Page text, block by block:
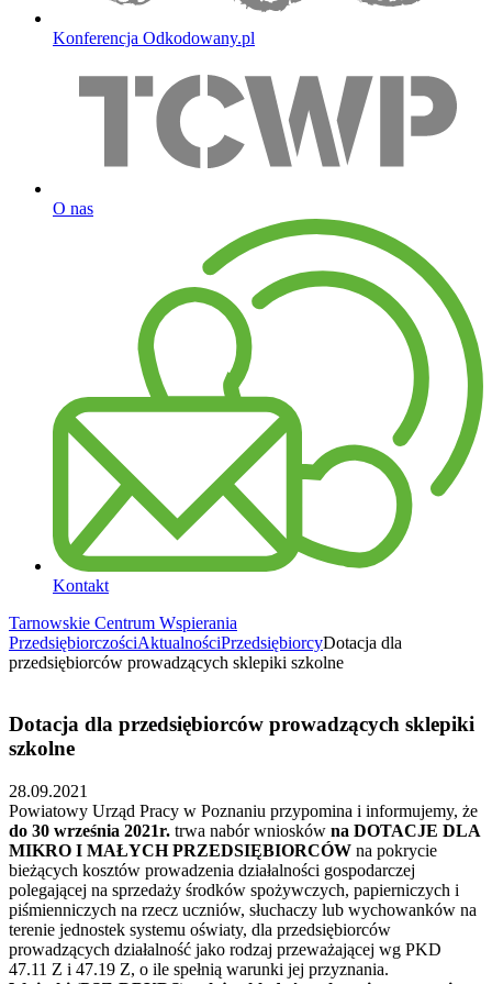
Konferencja Odkodowany.pl
O nas
Kontakt
Tarnowskie Centrum Wspierania
PrzedsiębiorczościAktualnościPrzedsiębiorcyDotacja dla
przedsiębiorców prowadzących sklepiki szkolne
Dotacja dla przedsiębiorców prowadzących sklepiki
szkolne
28.09.2021
Powiatowy Urząd Pracy w Poznaniu przypomina i informujemy, że
do 30 września 2021r. trwa nabór wniosków na DOTACJE DLA
MIKRO I MAŁYCH PRZEDSIĘBIORCÓW na pokrycie
bieżących kosztów prowadzenia działalności gospodarczej
polegającej na sprzedaży środków spożywczych, papierniczych i
piśmienniczych na rzecz uczniów, słuchaczy lub wychowanków na
terenie jednostek systemu oświaty, dla przedsiębiorców
prowadzących działalność jako rodzaj przeważającej wg PKD
47.11 Z i 47.19 Z, o ile spełnią warunki jej przyznania.